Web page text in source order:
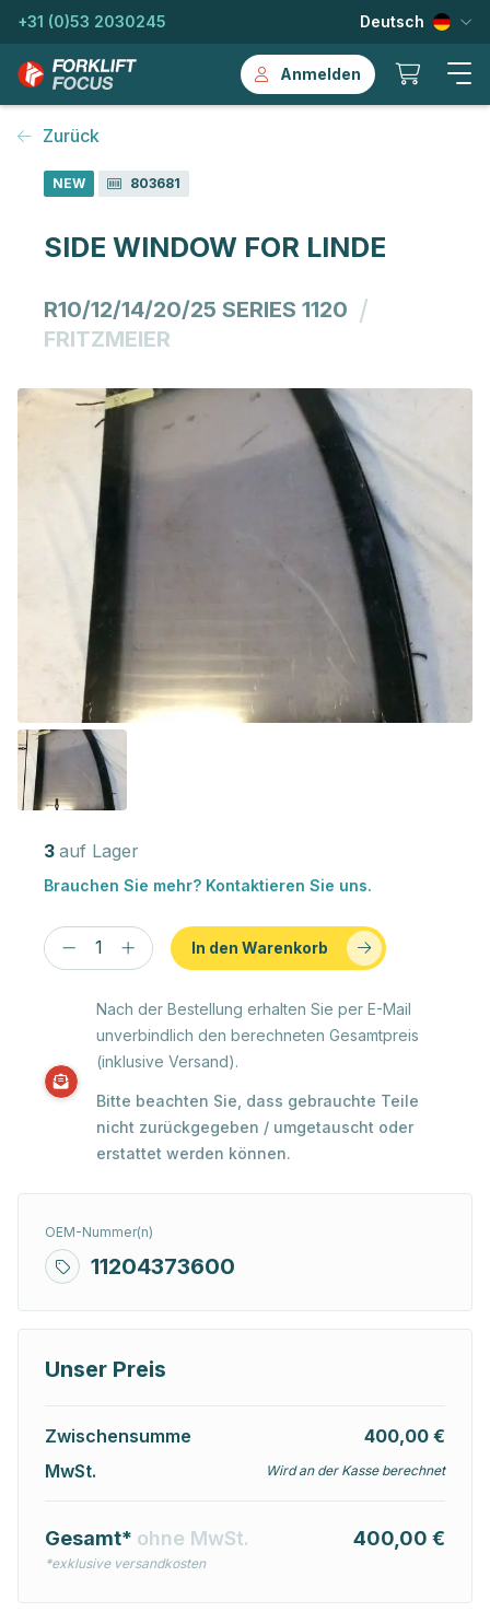
+31 (0)53 2030245 Deutsch
Anmelden
Zurück
NEW 803681
SIDE WINDOW FOR LINDE
R10/12/14/20/25 SERIES 1120 /
FRITZMEIER
3 auf Lager
Brauchen Sie mehr? Kontaktieren Sie uns.
In den Warenkorb
Nach der Bestellung erhalten Sie per E-Mail
unverbindlich den berechneten Gesamtpreis
(inklusive Versand).
Bitte beachten Sie, dass gebrauchte Teile
nicht zurückgegeben / umgetauscht oder
erstattet werden können.
OEM-Nummer(n)
11204373600
Unser Preis
Zwischensumme
400,00 €
MwSt.
Wird an der Kasse berechnet
Gesamt* ohne MwSt.
*exklusive versandkosten
400,00 €